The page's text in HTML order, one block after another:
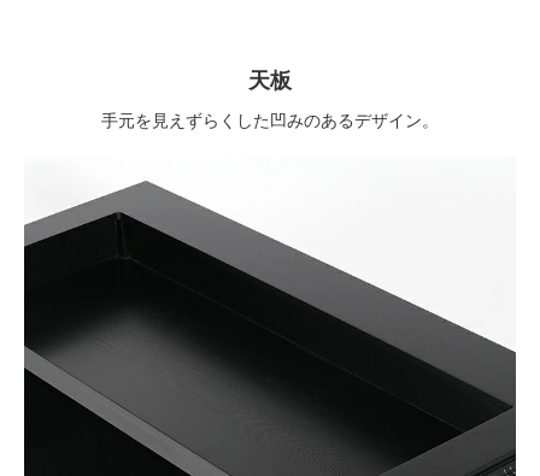
天板
手元を見えずらくした凹みのあるデザイン。